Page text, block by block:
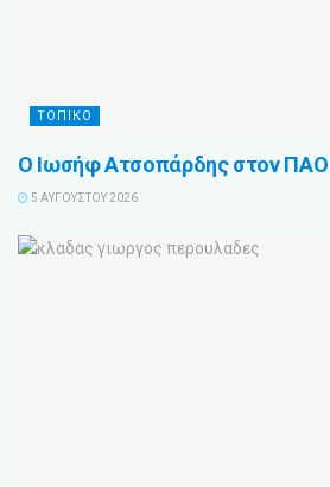
ΤΟΠΙΚΟ
Ο Ιωσήφ Ατσοπάρδης στον ΠΑΟ
5 ΑΥΓΟΎΣΤΟΥ 2026